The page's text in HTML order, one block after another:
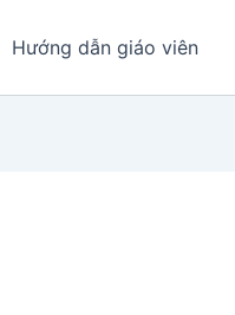
Hướng dẫn giáo viên